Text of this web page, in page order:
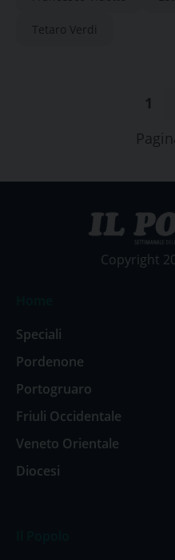
Tetaro Verdi
1
Copyright
Speciali
Pordenone
Portogruaro
Friuli Occidentale
Veneto Orientale
Diocesi